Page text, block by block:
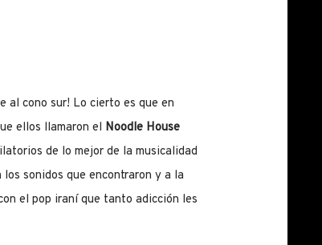
al cono sur! Lo cierto es que en
ellos llamaron el Noodle House
de lo mejor de la musicalidad
sonidos que encontraron y a la
el pop iraní que tanto adicción les